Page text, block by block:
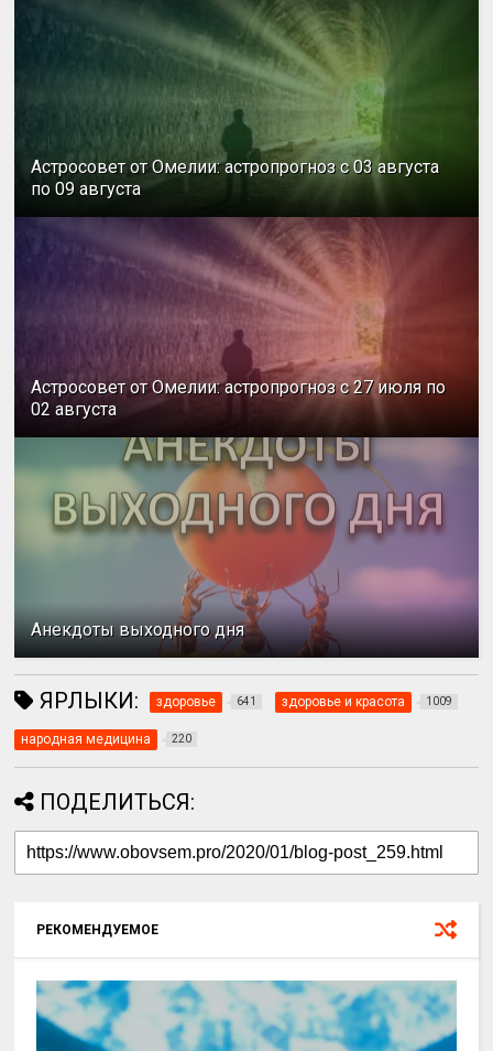
Астросовет от Омелии: астропрогноз с 03 августа
по 09 августа
Астросовет от Омелии: астропрогноз с 27 июля по
02 августа
Анекдоты выходного дня
ЯРЛЫКИ: здоровье 641 здоровье и красота 1009
народная медицина 220
ПОДЕЛИТЬСЯ:
РЕКОМЕНДУЕМОЕ